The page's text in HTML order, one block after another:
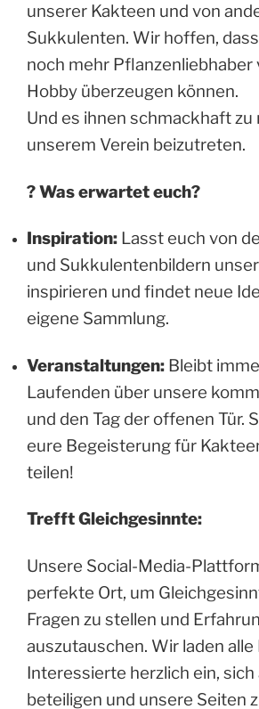
unserer Kakteen und von
Sukkulenten. Wir hoffen,
noch mehr Pflanzenliebhaber
Hobby überzeugen können.
Und es ihnen schmackhaft zu
unserem Verein beizutreten.
? Was erwartet euch?
Inspiration: Lasst euch von
und Sukkulentenbildern
inspirieren und findet neue
eigene Sammlung.
Veranstaltungen: Bleibt
Laufenden über unsere
und den Tag der offenen Tür.
eure Begeisterung für
teilen!
Trefft Gleichgesinnte:
Unsere Social-Media-
perfekte Ort, um
Fragen zu stellen und
auszutauschen. Wir laden
Interessierte herzlich ein, sich
beteiligen und unsere Seiten